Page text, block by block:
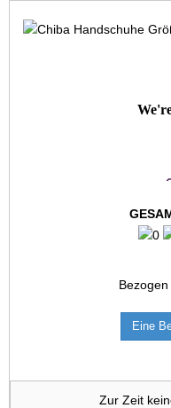
Eine
Zur Zeit